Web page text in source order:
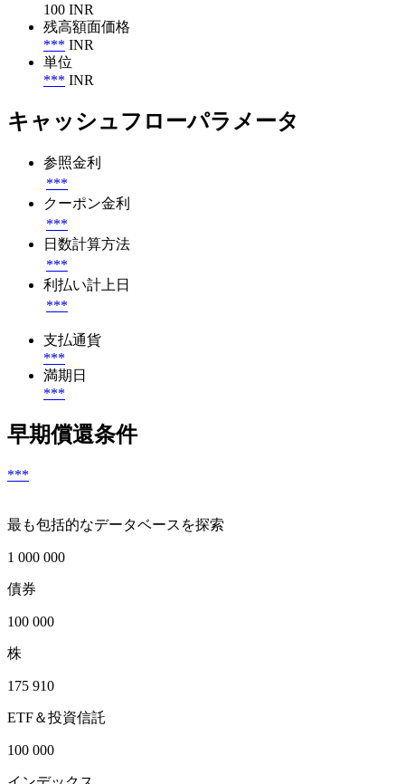
100 INR
残高額面価格
*** INR
単位
*** INR
キャッシュフローパラメータ
参照金利
***
クーポン金利
***
日数計算方法
***
利払い計上日
***
支払通貨
***
満期日
***
早期償還条件
***
最も包括的なデータベースを探索
1 000 000
債券
100 000
株
175 910
ETF＆投資信託
100 000